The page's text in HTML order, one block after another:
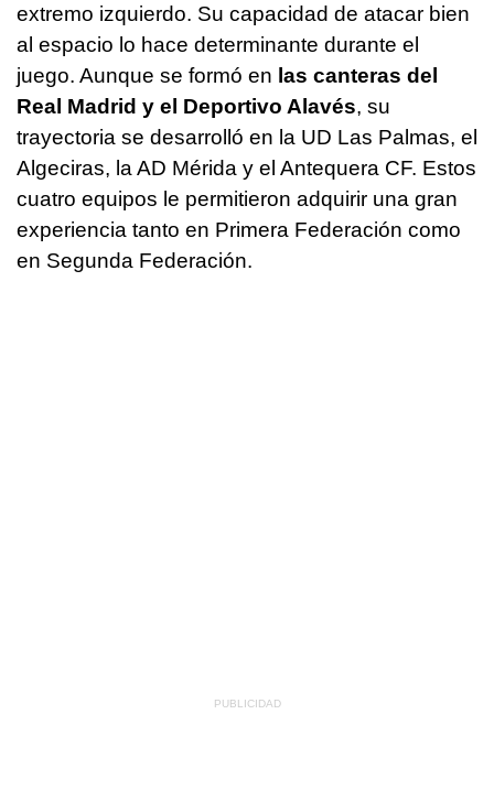
extremo izquierdo. Su capacidad de atacar bien
al espacio lo hace determinante durante el
juego. Aunque se formó en las canteras del
Real Madrid y el Deportivo Alavés, su
trayectoria se desarrolló en la UD Las Palmas, el
Algeciras, la AD Mérida y el Antequera CF. Estos
cuatro equipos le permitieron adquirir una gran
experiencia tanto en Primera Federación como
en Segunda Federación.